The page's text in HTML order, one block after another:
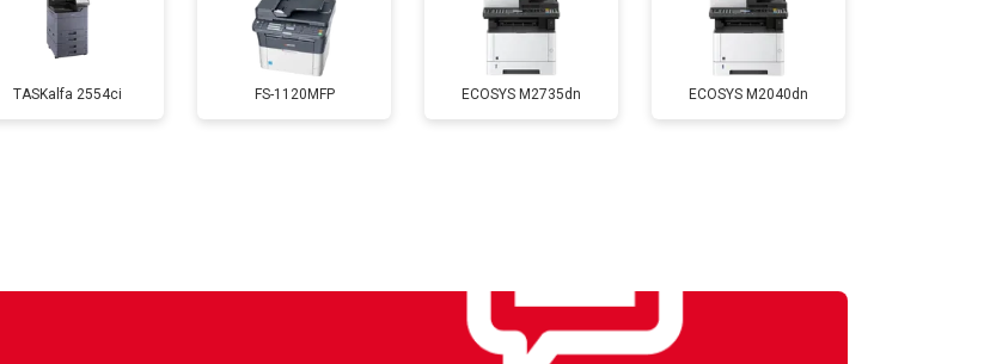
от 70 мин от 3500 ₽ Заказать
от 90 мин от 2800 ₽ Заказать
TASKalfa 2554ci FS-1120MFP ECOSYS M2735dn ECOSYS M2040dn